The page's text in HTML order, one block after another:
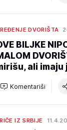
DVORIŠTA
BILJKE
ali imaju
Komentariši
IZ SRBIJE